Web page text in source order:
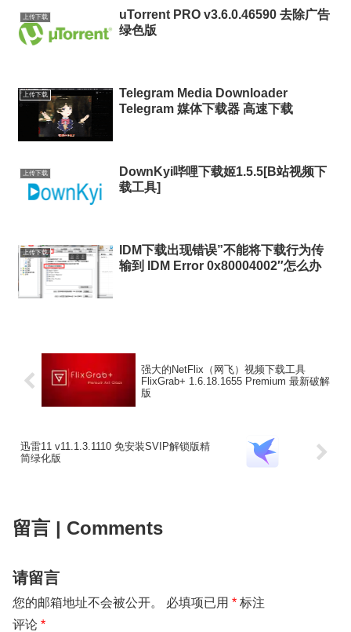
上传下载
uTorrent PRO v3.6.0.46590 去除广告
绿色版
上传下载
Telegram Media Downloader
Telegram 媒体下载器 高速下载
上传下载
DownKyi哔哩下载姬1.5.5[B站视频下
载工具]
上传下载
IDM下载出现错误”不能将下载行为传
输到 IDM Error 0x80004002″怎么办
强大的NetFlix（网飞）视频下载工具
FlixGrab+ 1.6.18.1655 Premium 最新破解
版
迅雷11 v11.1.3.1110 免安装SVIP解锁版精
简绿化版
留言 | Comments
请留言
您的邮箱地址不会被公开。 必填项已用 * 标注
评论 *